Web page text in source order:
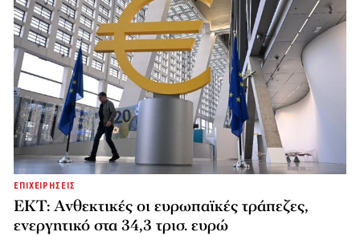
ΕΠΙΧΕΙΡΗΣΕΙΣ
ΕΚΤ: Ανθεκτικές οι ευρωπαϊκές τράπεζες,
ενεργητικό στα 34,3 τρισ. ευρώ